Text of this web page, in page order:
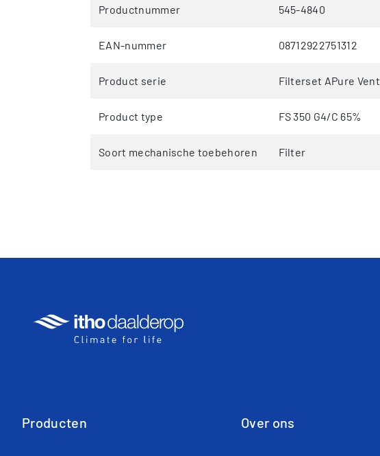
Productnummer 545-4840
EAN-nummer 08712922751312
Product serie Filterset APure Vent
Product type FS 350 G4/C 65%
Soort mechanische toebehoren Filter
Producten Over ons